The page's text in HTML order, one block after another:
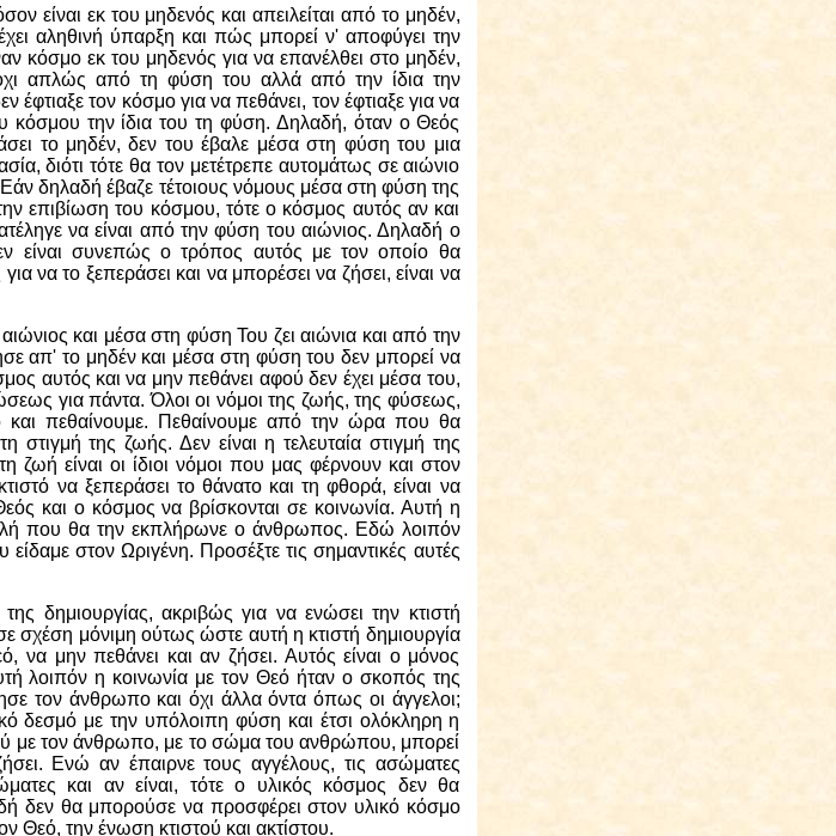
είναι εκ του μηδενός και απειλείται από το μηδέν,
αληθινή ύπαρξη και πώς μπορεί ν' αποφύγει την
κόσμο εκ του μηδενός για να επανέλθει στο μηδέν,
απλώς από τη φύση του αλλά από την ίδια την
τον κόσμο για να πεθάνει, τον έφτιαξε για να
κόσμου την ίδια του τη φύση. Δηλαδή, όταν ο Θεός
το μηδέν, δεν του έβαλε μέσα στη φύση του μια
διότι τότε θα τον μετέτρεπε αυτομάτως σε αιώνιο
Εάν δηλαδή έβαζε τέτοιους νόμους μέσα στη φύση της
επιβίωση του κόσμου, τότε ο κόσμος αυτός αν και
να είναι από την φύση του αιώνιος. Δηλαδή ο
είναι συνεπώς ο τρόπος αυτός με τον οποίο θα
να το ξεπεράσει και να μπορέσει να ζήσει, είναι να
και μέσα στη φύση Του ζει αιώνια και από την
απ' το μηδέν και μέσα στη φύση του δεν μπορεί να
αυτός και να μην πεθάνει αφού δεν έχει μέσα του,
για πάντα. Όλοι οι νόμοι της ζωής, της φύσεως,
και πεθαίνουμε. Πεθαίνουμε από την ώρα που θα
της ζωής. Δεν είναι η τελευταία στιγμή της
είναι οι ίδιοι νόμοι που μας φέρνουν και στον
να ξεπεράσει το θάνατο και τη φθορά, είναι να
και ο κόσμος να βρίσκονται σε κοινωνία. Αυτή η
που θα την εκπλήρωνε ο άνθρωπος. Εδώ λοιπόν
στον Ωριγένη. Προσέξτε τις σημαντικές αυτές
δημιουργίας, ακριβώς για να ενώσει την κτιστή
σχέση μόνιμη ούτως ώστε αυτή η κτιστή δημιουργία
να μην πεθάνει και αν ζήσει. Αυτός είναι ο μόνος
λοιπόν η κοινωνία με τον Θεό ήταν ο σκοπός της
τον άνθρωπο και όχι άλλα όντα όπως οι άγγελοι;
δεσμό με την υπόλοιπη φύση και έτσι ολόκληρη η
με τον άνθρωπο, με το σώμα του ανθρώπου, μπορεί
Ενώ αν έπαιρνε τους αγγέλους, τις ασώματες
και αν είναι, τότε ο υλικός κόσμος δεν θα
δεν θα μπορούσε να προσφέρει στον υλικό κόσμο
Θεό, την ένωση κτιστού και ακτίστου.